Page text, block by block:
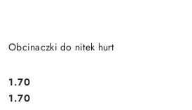
Obcinaczki do nitek hurt
Cena:
1.70
Cena:
1.70